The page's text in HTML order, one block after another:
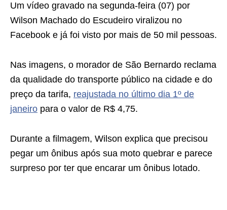
Um vídeo gravado na segunda-feira (07) por
Wilson Machado do Escudeiro viralizou no
Facebook e já foi visto por mais de 50 mil pessoas.
Nas imagens, o morador de São Bernardo reclama
da qualidade do transporte público na cidade e do
preço da tarifa, reajustada no último dia 1º de
janeiro para o valor de R$ 4,75.
Durante a filmagem, Wilson explica que precisou
pegar um ônibus após sua moto quebrar e parece
surpreso por ter que encarar um ônibus lotado.